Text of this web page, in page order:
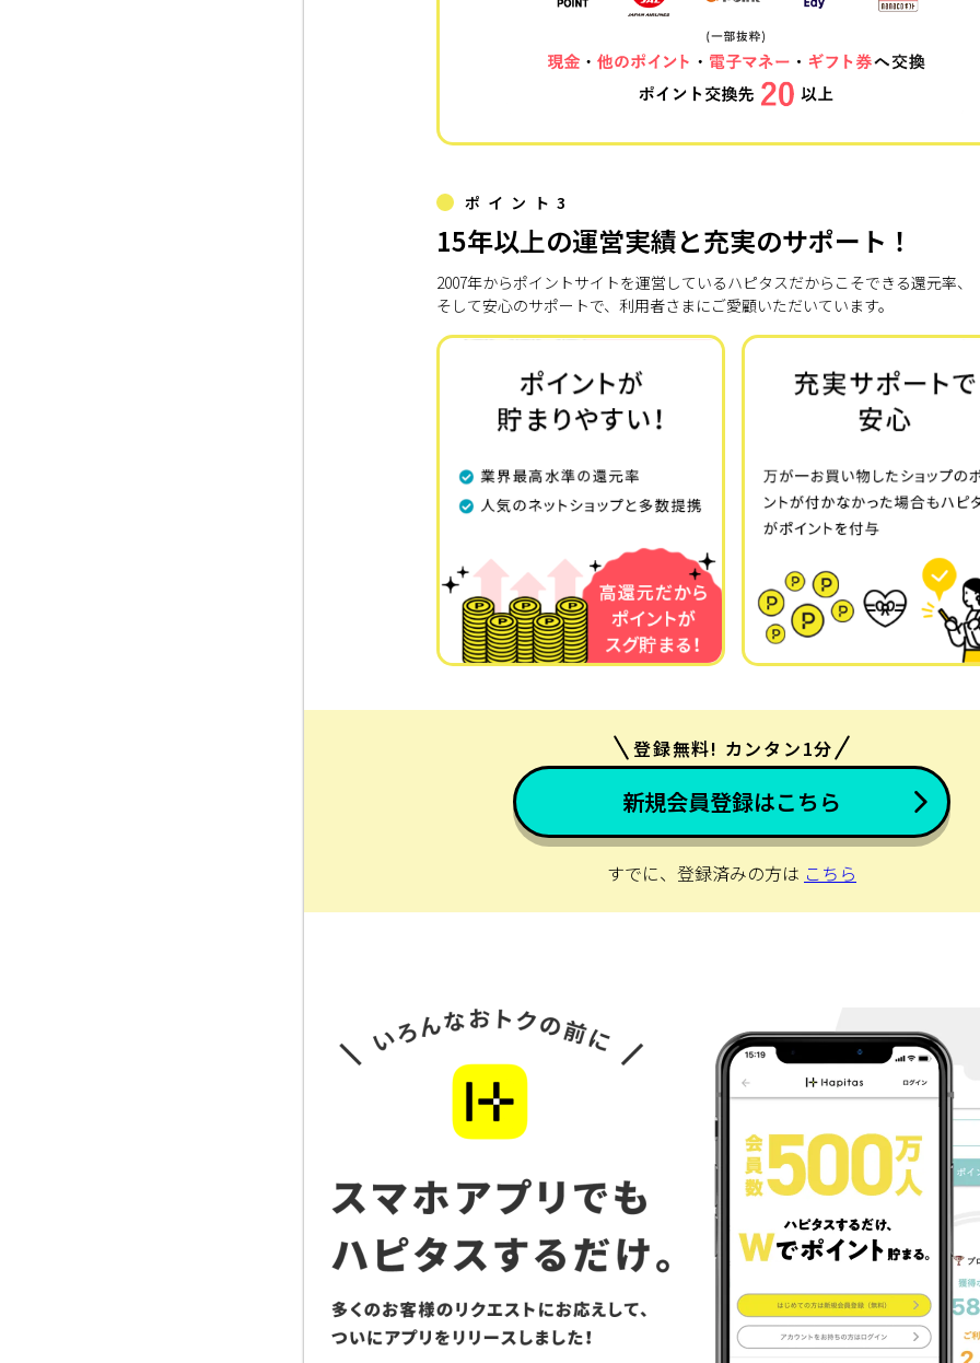
ポイント3
15年以上の運営実績と充実のサポート！
2007年からポイントサイトを運営しているハピタスだからこそできる還元率、
そして安心のサポートで、利用者さまにご愛顧いただいています。
登録無料! カンタン1分
新規会員登録はこちら
すでに、登録済みの方は こちら